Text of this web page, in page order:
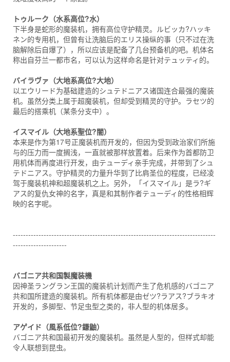
トゥルーク（水系高位?水）
下半身是蛇形的魔装机，拥有高位守护精灵。ルビッカ?ハッキ
ネン的专用机，但曾有让洗脑后的エリス操纵的事（只不过在洗
脑解除后自爆了），所以应该是配备了几台预备机的吧。机体名
称出自芬兰一都市名，可以认为这样命名是针对テュッティ的。
バイラヴァ（大地系高位?大地）
以エウリード为基础建造的シュテドニアス诸国连合最强的魔装
机。虽然分类上属于超魔装机，但却受到精灵的守护。ラセツ的
最后的搭乘机（某条分支中）。
イスマイル（大地系聖位?闇）
本来是作为第17号正魔装机而开发的，但因为受到政治家们所施
与的压力而一度搁浅，一直就被那样放置着。后来作为首都防卫
用机体而再度进行开发，由テューディ亲手完成，并带到了シュ
テドニアス。守护精灵的力量升华到了比肩圣位的程度，已经凌
驾于魔装机神和超魔装机之上。另外，「イスマイル」是ラ?ギ
アス的复仇女神的名字，真是和其制作者テューディ的性格相辉
映的名字呢。
-------------------------------------------------------------------------------
---------------------
バゴニア共和国製魔装機
因神圣ラングラン王国的魔装机计划而产生了危机感的バゴニア
共和国所建造的魔装机。所有机体都是由ゼツ?ラアス?ブラキオ
开发的，多脚型、节足虫型之类的，非人型的机体居多。
アゲイド（風系低位?鎌鼬）
バゴニア共和国最初开发的魔装机。虽然是人型的，但样式却能
令人联想到昆虫。